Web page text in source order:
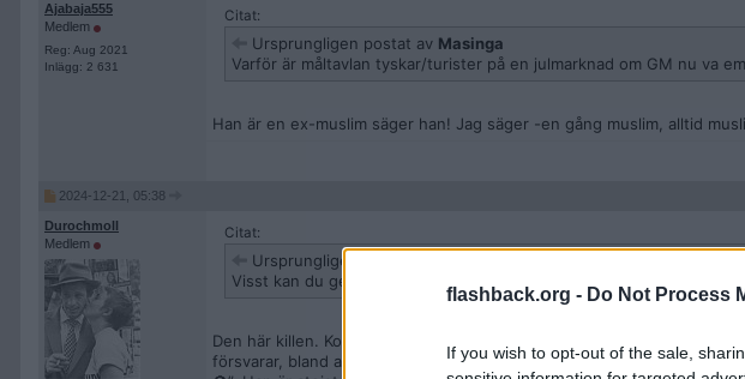
flashback.org - Do Not Process
If you wish to opt-out of the sale,
Ajabaja555
Medlem
Reg: Aug 2021
Inlägg: 2 631
Citat:
Ursprungligen postat av Masinga
Varför är måltavlan tyskar/turister på en julmarknad om GM nu va
Han är en ex-muslim säger han! Jag säger -en gång muslim, alltid
2024-12-21, 05:38
Durochmoll
Medlem
Citat:
Ursprungligen postat av
Visst kan du ge mig några fler exempel på icke muslimer som kör
Den här killen. Kolla hans X-konto så får du en bild av vad han är för
försvarar, bland annat Israels folkmord. Förstår inte hur du kan få